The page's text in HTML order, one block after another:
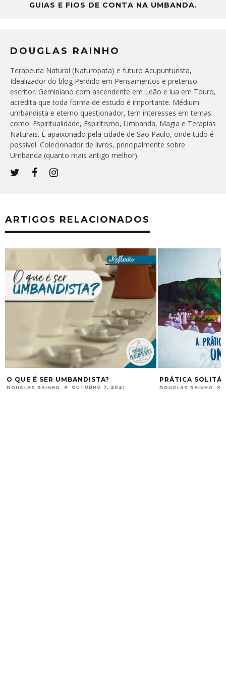
GUIAS E FIOS DE CONTA NA UMBANDA.
DOUGLAS RAINHO
Terapeuta Natural (Naturopata) e futuro Acupunturista,
Idealizador do blog Perdido em Pensamentos e pretenso
escritor. Geminiano com ascendente em Leão e lua em Touro,
acredita que toda forma de estudo é importante. Médium
umbandista e eterno questionador, tem interesses em temas
como: Espiritualidade, Espiritismo, Umbanda, Magia e Terapias
Naturais. É apaixonado pela cidade de São Paulo, onde tudo é
possível. Colecionador de livros, principalmente sobre
Umbanda (quanto mais antigo melhor).
ARTIGOS RELACIONADOS
O QUE É SER UMBANDISTA?
DOUGLAS RAINHO OUTUBRO 7, 2021
PRÁTICA
DOUGLAS RAINHO